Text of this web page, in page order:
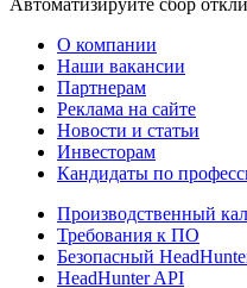
О компании
Наши вакансии
Партнерам
Реклама на сайте
Новости и статьи
Инвесторам
Кандидаты по
Производственный
Требования к ПО
Безопасный
HeadHunter API